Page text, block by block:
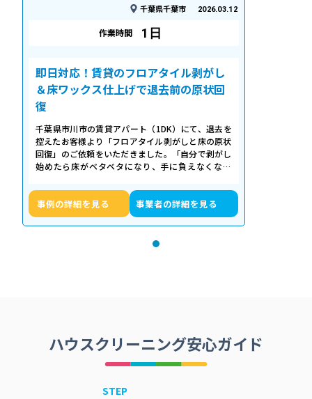
千葉県千葉市 2026.03.12
作業時間 1日
即日対応！賃貸のフロアタイル剥がし
＆床ワックス仕上げで退去前の原状回
復
千葉県市川市の賃貸アパート（1DK）にて、退去を
控えたお客様より「フロアタイル剥がしと床の原状
回復」のご依頼をいただきました。「自分で剥がし
始めたら床がベタベタになり、手に負えなくなっ
事例の詳細を見る 事業者の詳細を見る
ハウスクリーニング安心ガイド
STEP